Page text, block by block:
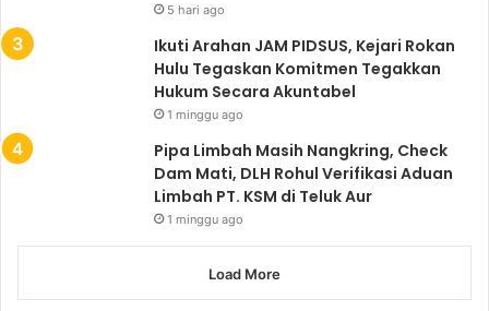
5 hari ago
Ikuti Arahan JAM PIDSUS, Kejari Rokan
Hulu Tegaskan Komitmen Tegakkan
Hukum Secara Akuntabel
1 minggu ago
Pipa Limbah Masih Nangkring, Check
Dam Mati, DLH Rohul Verifikasi Aduan
Limbah PT. KSM di Teluk Aur
1 minggu ago
Load More